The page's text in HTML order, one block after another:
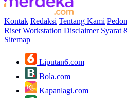
Kontak Redaksi Tentang Kami
Riset Workstation Disclaimer Syarat
Sitemap
Liputan6.com
Bola.com
Kapanlagi.com